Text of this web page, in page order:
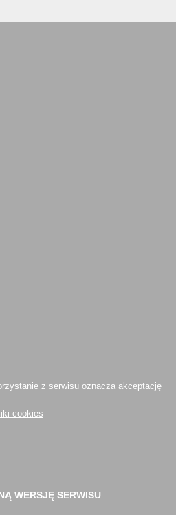
z serwisu oznacza akceptację
cookies
WERSJĘ SERWISU